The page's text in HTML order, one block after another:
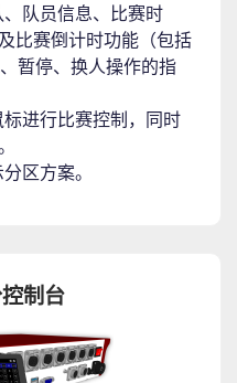
队员信息、比赛时
比赛倒计时功能（包括
暂停、换人操作的指
进行比赛控制，同时
区方案。
制台